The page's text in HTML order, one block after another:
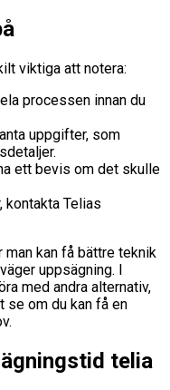
viktiga att notera:
processen innan du
uppgifter, som
ett bevis om det skulle
kontakta Telias
man kan få bättre teknik
uppsägning. I
med andra alternativ,
se om du kan få en
telia